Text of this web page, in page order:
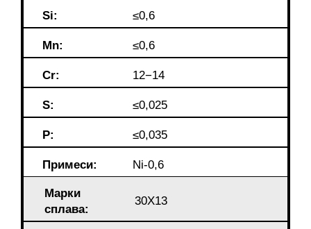
Si: ≤0,6
Mn: ≤0,6
Cr: 12−14
S: ≤0,025
P: ≤0,035
Примеси: Ni-0,6
Марки
сплава:
30Х13